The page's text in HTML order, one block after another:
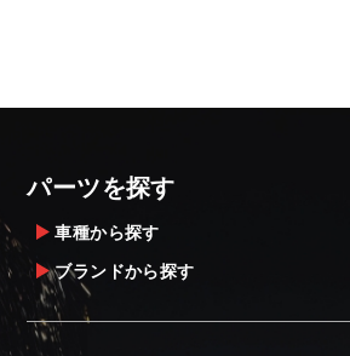
パーツを探す
車種から探す
ブランドから探す